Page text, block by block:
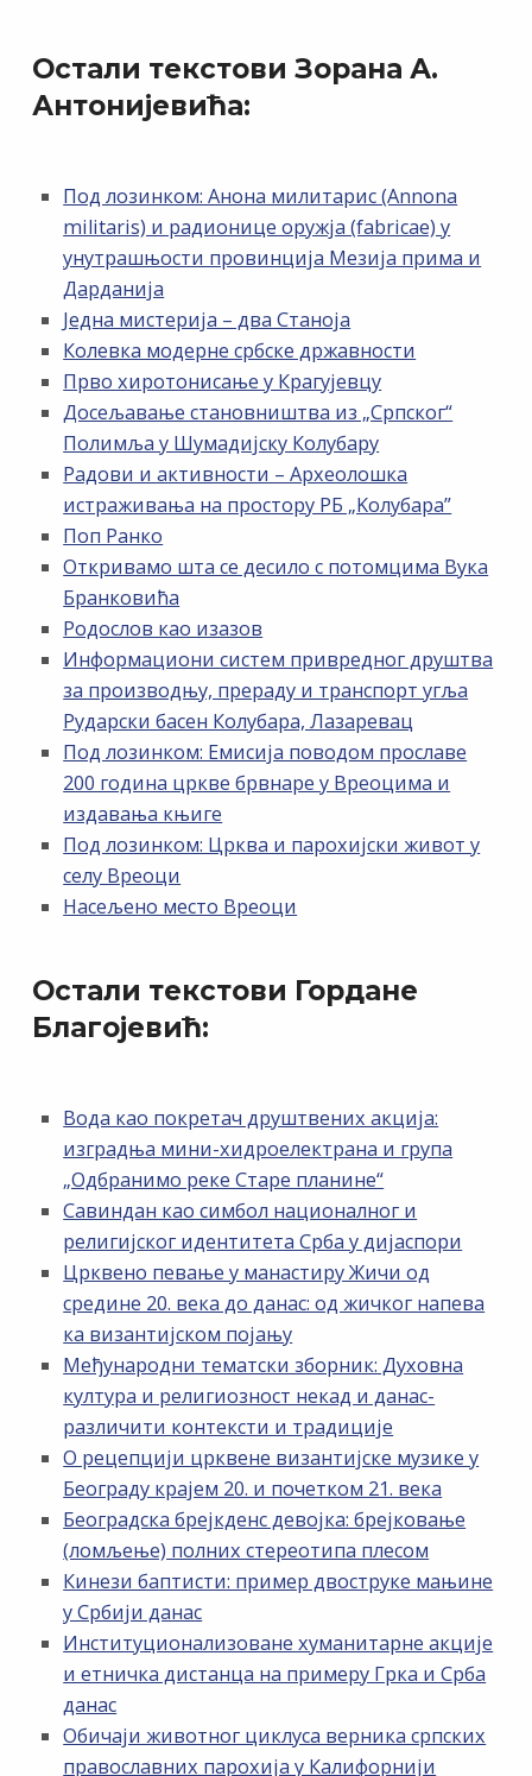
Остали текстови Зорана А.
Антонијевића:
Под лозинком: Анона милитарис (Annona
militaris) и радионице оружја (fabricae) у
унутрашњости провинција Мезија прима и
Дарданија
Једна мистерија – два Станоја
Колевка модерне србске државности
Прво хиротонисање у Крагујевцу
Досељавање становништва из „Српског“
Полимља у Шумадијску Колубару
Радови и активности – Археолошка
истраживања на простору РБ „Kолубара”
Поп Ранко
Откривамо шта се десило с потомцима Вука
Бранковића
Родослов као изазов
Информациони систем привредног друштва
за производњу, прераду и транспорт угља
Рударски басен Колубара, Лазаревац
Под лозинком: Емисија поводом прославе
200 година цркве брвнаре у Вреоцима и
издавања књиге
Под лозинком: Црква и парохијски живот у
селу Вреоци
Насељено место Вреоци
Остали текстови Гордане
Благојевић:
Вода као покретач друштвених акција:
изградња мини-хидроелектрана и група
„Одбранимо реке Старе планине“
Савиндан као симбол националног и
религијског идентитета Срба у дијаспори
Црквено певање у манастиру Жичи од
средине 20. века до данас: од жичког напева
ка византијском појању
Међународни тематски зборник: Духовна
култура и религиозност некад и данас-
различити контексти и традиције
О рецепцији црквене византијске музике у
Београду крајем 20. и почетком 21. века
Београдска брејкденс девојка: брејковање
(ломљење) полних стереотипа плесом
Кинези баптисти: пример двоструке мањине
у Србији данас
Институционализоване хуманитарне акције
и етничка дистанца на примеру Грка и Срба
данас
Обичаји животног циклуса верника српских
православних парохија у Калифорнији